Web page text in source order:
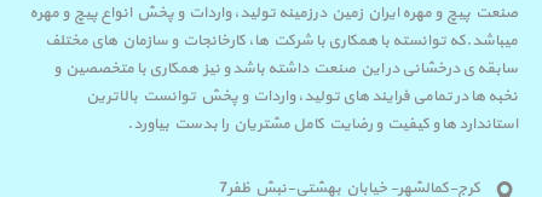
صنعت پیچ و مهره ایران زمین درزمینه تولید، واردات و پخش انواع پیچ و مهره
میباشد.که توانسته با همکاری با شرکت ها، کارخانجات و سازمان های مختلف
سابقه ی درخشانی در این صنعت داشته باشد و نیز همکاری با متخصصین و
نخبه ها در تمامی فرایند های تولید، واردات و پخش توانست بالاترین
استاندارد ها و کیفیت و رضایت کامل مشتریان را بدست بیاورد.
کرج-کمالشهر- خیابان بهشتی-نبش ظفر7